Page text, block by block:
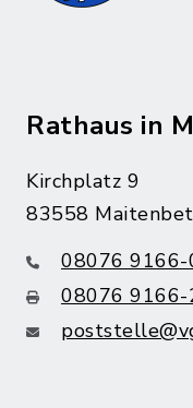
Rathaus in
Kirchplatz 9
83558
08076 9166-
08076 9166-